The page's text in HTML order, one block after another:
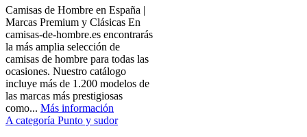
Camisas de Hombre en España |
Marcas Premium y Clásicas En
camisas-de-hombre.es encontrarás
la más amplia selección de
camisas de hombre para todas las
ocasiones. Nuestro catálogo
incluye más de 1.200 modelos de
las marcas más prestigiosas
como... Más información
A categoría Punto y sudor